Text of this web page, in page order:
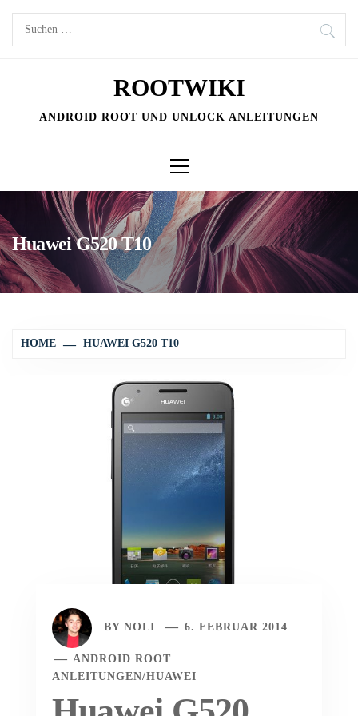
Skip
Suchen
nach:
ROOTWIKI
ANDROID ROOT UND UNLOCK ANLEITUNGEN
Menu
Huawei G520 T10
HOME HUAWEI G520 T10
BY NOLI 6. FEBRUAR 2014
ANDROID ROOT
ANLEITUNGEN/HUAWEI